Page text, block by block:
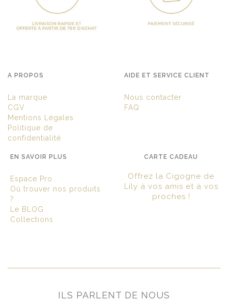
A PROPOS
La marque
CGV
Mentions Légales
Politique de
confidentialité
AIDE ET SERVICE CLIENT
Nous contacter
FAQ
EN SAVOIR PLUS
Espace Pro
Où trouver nos produits
?
Le BLOG
Collections
CARTE CADEAU
Offrez la Cigogne de
Lily à vos amis et à vos
proches !
ILS PARLENT DE NOUS